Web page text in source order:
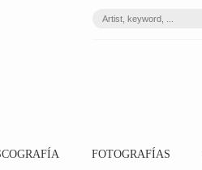
FOTOGRAFÍAS